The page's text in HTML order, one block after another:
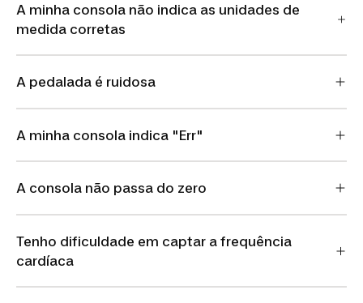
A minha consola não indica as unidades de
medida corretas
A pedalada é ruidosa
A minha consola indica "Err"
A consola não passa do zero
Tenho dificuldade em captar a frequência
cardíaca